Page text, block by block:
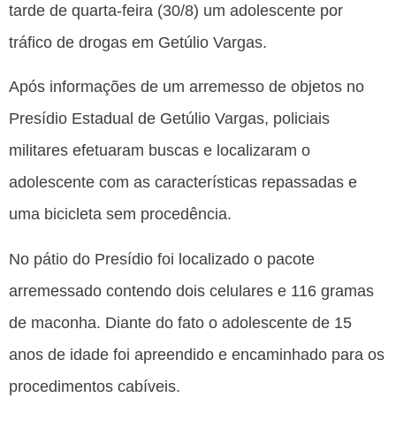
tarde de quarta-feira (30/8) um adolescente por
tráfico de drogas em Getúlio Vargas.
Após informações de um arremesso de objetos no
Presídio Estadual de Getúlio Vargas, policiais
militares efetuaram buscas e localizaram o
adolescente com as características repassadas e
uma bicicleta sem procedência.
No pátio do Presídio foi localizado o pacote
arremessado contendo dois celulares e 116 gramas
de maconha. Diante do fato o adolescente de 15
anos de idade foi apreendido e encaminhado para os
procedimentos cabíveis.